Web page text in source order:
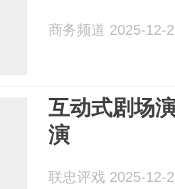
商务频道 2025-12-
互动式剧场
演
联忠评戏 2025-12-